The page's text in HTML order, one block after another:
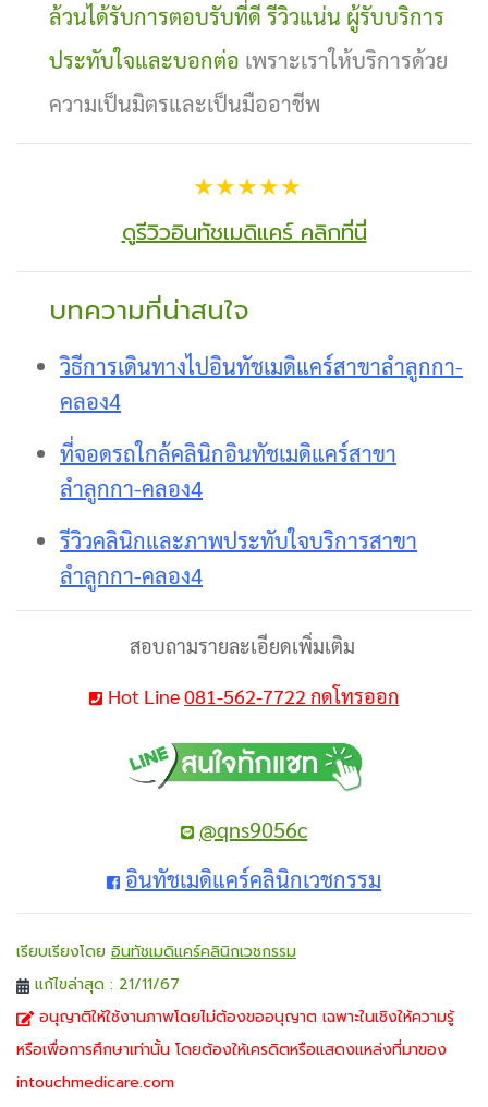
ล้วนได้รับการตอบรับที่ดี รีวิวแน่น ผู้รับบริการ
ประทับใจและบอกต่อ เพราะเราให้บริการด้วย
ความเป็นมิตรและเป็นมืออาชีพ
★★★★★
ดูรีวิวอินทัชเมดิแคร์ คลิกที่นี่
บทความที่น่าสนใจ
วิธีการเดินทางไปอินทัชเมดิแคร์สาขาลำลูกกา-
คลอง4
ที่จอดรถใกล้คลินิกอินทัชเมดิแคร์สาขา
ลำลูกกา-คลอง4
รีวิวคลินิกและภาพประทับใจบริการสาขา
ลำลูกกา-คลอง4
สอบถามรายละเอียดเพิ่มเติม
Hot Line081-562-7722 กดโทรออก
@qns9056c
อินทัชเมดิแคร์คลินิกเวชกรรม
เรียบเรียงโดย อินทัชเมดิแคร์คลินิกเวชกรรม
แก้ไขล่าสุด : 21/11/67
อนุญาติให้ใช้งานภาพโดยไม่ต้องขออนุญาต เฉพาะในเชิงให้ความรู้
หรือเพื่อการศึกษาเท่านั้น โดยต้องให้เครดิตหรือแสดงแหล่งที่มาของ
intouchmedicare.com